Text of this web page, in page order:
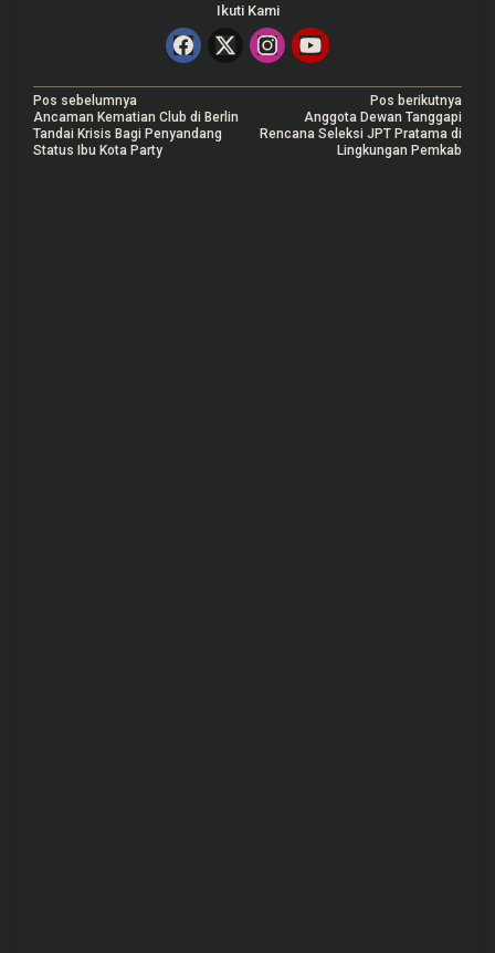
Ikuti Kami
N
a
Pos sebelumnya
Ancaman Kematian Club di Berlin
Tandai Krisis Bagi Penyandang
Status Ibu Kota Party
Pos berikutnya
Anggota Dewan Tanggapi
Rencana Seleksi JPT Pratama di
Lingkungan Pemkab